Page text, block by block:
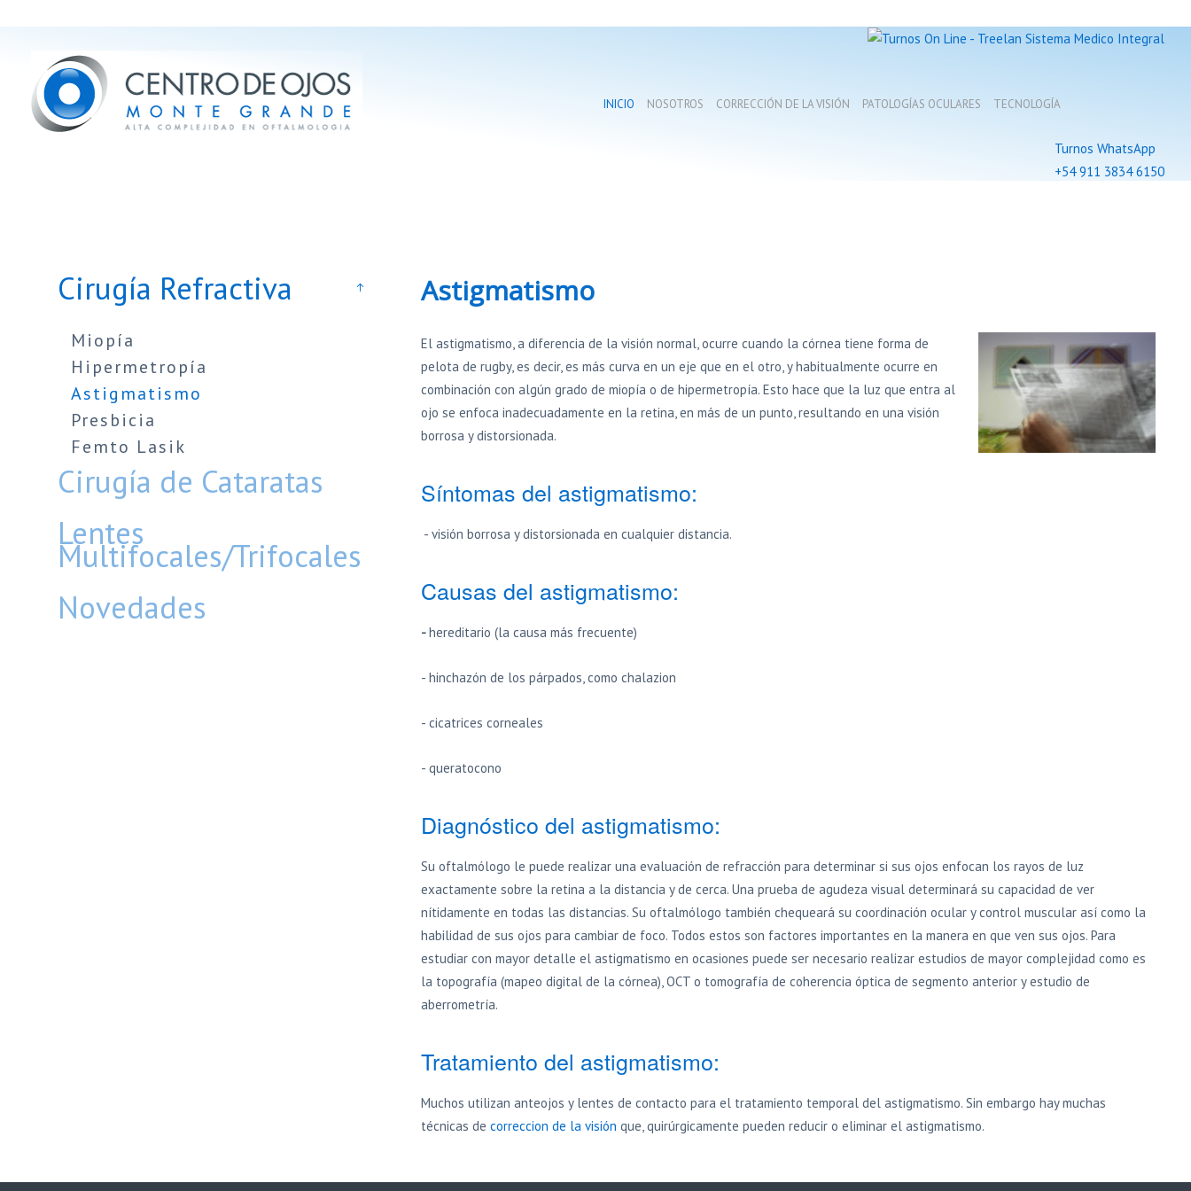
INICIO NOSOTROS CORRECCIÓN DE LA VISIÓN PATOLOGÍAS OCULARES TECNOLOGÍA
Turnos WhatsApp
+54 911 3834 6150
Astigmatismo
El astigmatismo, a diferencia de la visión normal, ocurre cuando la córnea tiene forma de
pelota de rugby, es decir, es más curva en un eje que en el otro, y habitualmente ocurre en
combinación con algún grado de miopía o de hipermetropía. Esto hace que la luz que entra al
ojo se enfoca inadecuadamente en la retina, en más de un punto, resultando en una visión
borrosa y distorsionada.
Síntomas del astigmatismo:
- visión borrosa y distorsionada en cualquier distancia.
Causas del astigmatismo:
-hereditario (la causa más frecuente)
- hinchazón de los párpados, como chalazion
- cicatrices corneales
- queratocono
Diagnóstico del astigmatismo:
Su oftalmólogo le puede realizar una evaluación de refracción para determinar si sus ojos enfocan los rayos de luz
exactamente sobre la retina a la distancia y de cerca. Una prueba de agudeza visual determinará su capacidad de ver
nítidamente en todas las distancias. Su oftalmólogo también chequeará su coordinación ocular y control muscular así como la
habilidad de sus ojos para cambiar de foco. Todos estos son factores importantes en la manera en que ven sus ojos. Para
estudiar con mayor detalle el astigmatismo en ocasiones puede ser necesario realizar estudios de mayor complejidad como es
la topografía (mapeo digital de la córnea), OCT o tomografía de coherencia óptica de segmento anterior y estudio de
aberrometría.
Tratamiento del astigmatismo:
Muchos utilizan anteojos y lentes de contacto para el tratamiento temporal del astigmatismo. Sin embargo hay muchas
técnicas de correccion de la visión que, quirúrgicamente pueden reducir o eliminar el astigmatismo.
Cirugía Refractiva
Miopía
Hipermetropía
Astigmatismo
Presbicia
Femto Lasik
Cirugía de Cataratas
Lentes
Multifocales/Trifocales
Novedades